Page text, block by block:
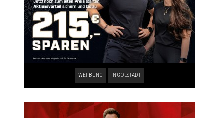
WERBUNG INGOLSTADT